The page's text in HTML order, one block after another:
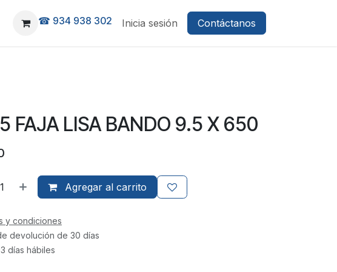
☎ 934 938 302 Inicia sesión Contáctanos
FAJA LISA BANDO 9.5 X 650
Agregar al carrito
y condiciones
devolución de 30 días
días hábiles